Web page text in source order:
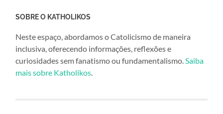
SOBRE O KATHOLIKOS
Neste espaço, abordamos o Catolicismo de maneira
inclusiva, oferecendo informações, reflexões e
curiosidades sem fanatismo ou fundamentalismo.Saiba
mais sobre Katholikos.